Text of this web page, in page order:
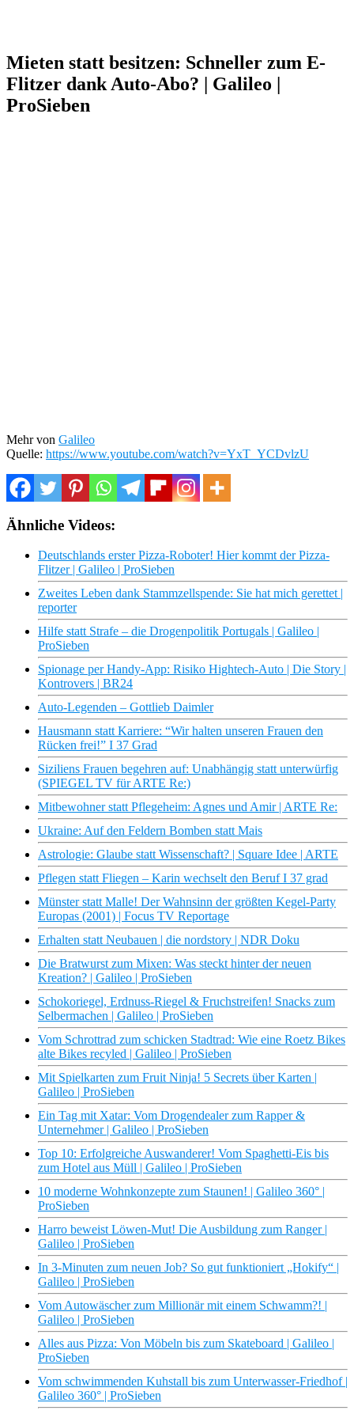
Mieten statt besitzen: Schneller zum E-
Flitzer dank Auto-Abo? | Galileo |
ProSieben
Mehr von Galileo
Quelle: https://www.youtube.com/watch?v=YxT_YCDvlzU
Ähnliche Videos:
Deutschlands erster Pizza-Roboter! Hier kommt der Pizza-
Flitzer | Galileo | ProSieben
Zweites Leben dank Stammzellspende: Sie hat mich gerettet |
reporter
Hilfe statt Strafe – die Drogenpolitik Portugals | Galileo |
ProSieben
Spionage per Handy-App: Risiko Hightech-Auto | Die Story |
Kontrovers | BR24
Auto-Legenden – Gottlieb Daimler
Hausmann statt Karriere: “Wir halten unseren Frauen den
Rücken frei!” I 37 Grad
Siziliens Frauen begehren auf: Unabhängig statt unterwürfig
(SPIEGEL TV für ARTE Re:)
Mitbewohner statt Pflegeheim: Agnes und Amir | ARTE Re:
Ukraine: Auf den Feldern Bomben statt Mais
Astrologie: Glaube statt Wissenschaft? | Square Idee | ARTE
Pflegen statt Fliegen – Karin wechselt den Beruf I 37 grad
Münster statt Malle! Der Wahnsinn der größten Kegel-Party
Europas (2001) | Focus TV Reportage
Erhalten statt Neubauen | die nordstory | NDR Doku
Die Bratwurst zum Mixen: Was steckt hinter der neuen
Kreation? | Galileo | ProSieben
Schokoriegel, Erdnuss-Riegel & Fruchstreifen! Snacks zum
Selbermachen | Galileo | ProSieben
Vom Schrottrad zum schicken Stadtrad: Wie eine Roetz Bikes
alte Bikes recyled | Galileo | ProSieben
Mit Spielkarten zum Fruit Ninja! 5 Secrets über Karten |
Galileo | ProSieben
Ein Tag mit Xatar: Vom Drogendealer zum Rapper &
Unternehmer | Galileo | ProSieben
Top 10: Erfolgreiche Auswanderer! Vom Spaghetti-Eis bis
zum Hotel aus Müll | Galileo | ProSieben
10 moderne Wohnkonzepte zum Staunen! | Galileo 360° |
ProSieben
Harro beweist Löwen-Mut! Die Ausbildung zum Ranger |
Galileo | ProSieben
In 3-Minuten zum neuen Job? So gut funktioniert „Hokify“ |
Galileo | ProSieben
Vom Autowäscher zum Millionär mit einem Schwamm?! |
Galileo | ProSieben
Alles aus Pizza: Von Möbeln bis zum Skateboard | Galileo |
ProSieben
Vom schwimmenden Kuhstall bis zum Unterwasser-Friedhof |
Galileo 360° | ProSieben